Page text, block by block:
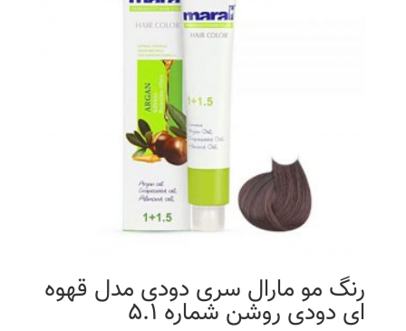
رنگ مو مارال سری دودی مدل قهوه
ای دودی روشن شماره 5.1